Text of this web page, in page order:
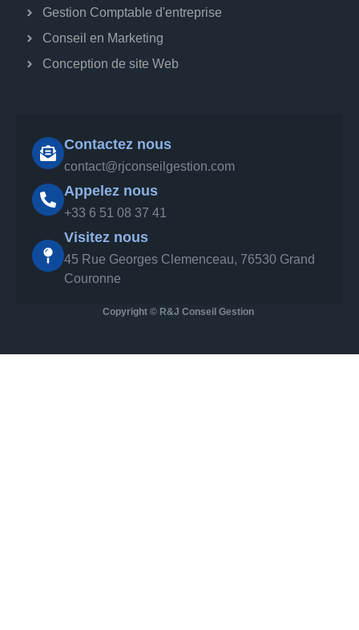
Gestion Comptable d'entreprise
Conseil en Marketing
Conception de site Web
Contactez nous
contact@rjconseilgestion.com
Appelez nous
‪+33 6 51 08 37 41‬
Visitez nous
45 Rue Georges Clemenceau, 76530 Grand
Couronne
Copyright © R&J Conseil Gestion